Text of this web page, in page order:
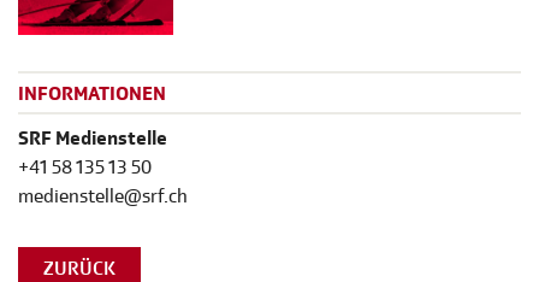
INFORMATIONEN
SRF Medienstelle
+41 58 135 13 50
medienstelle@srf.ch
ZURÜCK